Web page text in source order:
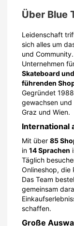
Über Blue
Leidenschaft
sich alles um
und
Unternehmen
Skateboard
führenden
Gegründet
gewachsen
Graz und Wien.
International
Mit über 85
in 14 Sprachen
Täglich
Onlineshop,
Das Team
gemeinsam
schaffen.
Große